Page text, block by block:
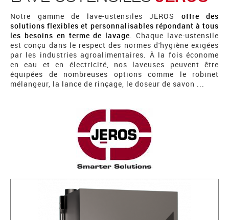
Notre gamme de lave-ustensiles JEROS offre des
solutions flexibles et personnalisables répondant à tous
les besoins en terme de lavage . Chaque lave-ustensile
est conçu dans le respect des normes d'hygiène exigées
par les industries agroalimentaires. À la fois économe
en eau et en électricité, nos laveuses peuvent être
équipées de nombreuses options comme le robinet
mélangeur, la lance de rinçage, le doseur de savon ...